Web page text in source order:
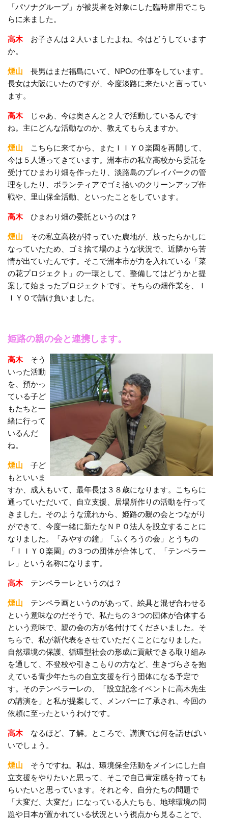
「パソナグループ」が被災者を対象にした臨時雇用でこち
らに来ました。
高木お子さんは２人いましたよね。今はどうしています
か。
煙山 長男はまだ福島にいて、NPOの仕事をしています。
長女は大阪にいたのですが、今度淡路に来たいと言ってい
ます。
高木じゃあ、今は奥さんと２人で活動しているんです
ね。主にどんな活動なのか、教えてもらえますか。
煙山 こちらに来てから、またＩＩＹＯ楽園を再開して、
今は５人通ってきています。洲本市の私立高校から委託を
受けてひまわり畑を作ったり、淡路島のプレイパークの管
理をしたり、ボランティアでゴミ拾いのクリーンアップ作
戦や、里山保全活動、といったことをしています。
高木ひまわり畑の委託というのは？
煙山 その私立高校が持っていた農地が、放ったらかしに
なっていたため、ゴミ捨て場のような状況で、近隣から苦
情が出ていたんです。そこで洲本市が力を入れている「菜
の花プロジェクト」の一環として、整備してはどうかと提
案して始まったプロジェクトです。そちらの畑作業を、Ｉ
ＩＹＯで請け負いました。
姫路の親の会と連携します。
高木そう
いった活動
を、預かっ
ている子ど
もたちと一
緒に行って
いるんだ
ね。
煙山 子ど
もといいま
すか、成人もいて、最年長は３８歳になります。こちらに
通っていただいて、自立支援、居場所作りの活動を行って
きました。そのような流れから、姫路の親の会とつながり
ができて、今度一緒に新たなＮＰＯ法人を設立することに
なりました。「みやすの鐘」「ふくろうの会」とうちの
「ＩＩＹＯ楽園」の３つの団体が合体して、「テンペラー
レ」という名称になります。
高木テンペラーレというのは？
煙山 テンペラ画というのがあって、絵具と混ぜ合わせる
という意味なのだそうで、私たちの３つの団体が合体する
という意味で、親の会の方が名付けてくださいました。そ
ちらで、私が新代表をさせていただくことになりました。
自然環境の保護、循環型社会の形成に貢献できる取り組み
を通して、不登校や引きこもりの方など、生きづらさを抱
えている青少年たちの自立支援を行う団体になる予定で
す。そのテンペラーレの、「設立記念イベントに高木先生
の講演を」と私が提案して、メンバーに了承され、今回の
依頼に至ったというわけです。
高木なるほど、了解。ところで、講演では何を話せばい
いでしょう。
煙山 そうですね。私は、環境保全活動をメインにした自
立支援をやりたいと思って、そこで自己肯定感を持っても
らいたいと思っています。それと今、自分たちの問題で
「大変だ、大変だ」になっている人たちも、地球環境の問
題や日本が置かれている状況という視点から見ることで、